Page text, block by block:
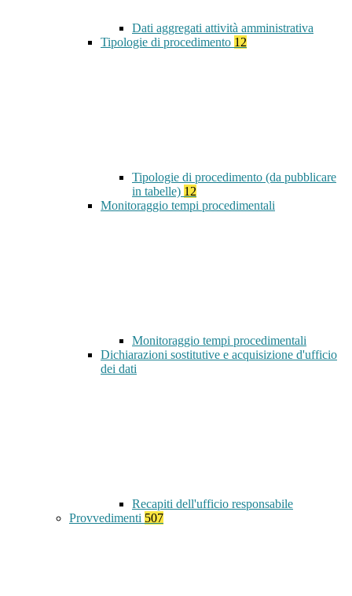
Dati aggregati attività amministrativa
Tipologie di procedimento 12
Tipologie di procedimento (da pubblicare
in tabelle) 12
Monitoraggio tempi procedimentali
Monitoraggio tempi procedimentali
Dichiarazioni sostitutive e acquisizione d'ufficio
dei dati
Recapiti dell'ufficio responsabile
Provvedimenti 507